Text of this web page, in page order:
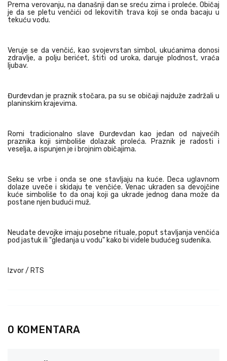
Prema verovanju, na današnji dan se sreću zima i proleće. Običaj
je da se pletu venčići od lekovitih trava koji se onda bacaju u
tekuću vodu.
Veruje se da venčić, kao svojevrstan simbol, ukućanima donosi
zdravlje, a polju berićet, štiti od uroka, daruje plodnost, vraća
ljubav.
Đurđevdan je praznik stočara, pa su se običaji najduže zadržali u
planinskim krajevima.
Romi tradicionalno slave Đurđevdan kao jedan od najvećih
praznika koji simboliše dolazak proleća. Praznik je radosti i
veselja, a ispunjen je i brojnim običajima.
Seku se vrbe i onda se one stavljaju na kuće. Deca uglavnom
dolaze uveče i skidaju te venčiće. Venac ukraden sa devojčine
kuće simboliše to da onaj koji ga ukrade jednog dana može da
postane njen budući muž.
Neudate devojke imaju posebne rituale, poput stavljanja venčića
pod jastuk ili "gledanja u vodu" kako bi videle budućeg suđenika.
Izvor / RTS
0 KOMENTARA